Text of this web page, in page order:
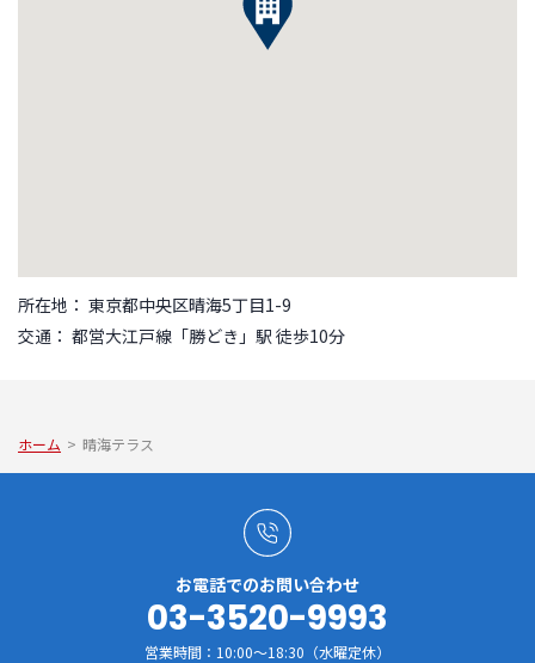
所在地： 東京都中央区晴海5丁目1-9
交通： 都営大江戸線「勝どき」駅 徒歩10分
ホーム > 晴海テラス
お電話でのお問い合わせ
03-3520-9993
営業時間：10:00～18:30（水曜定休）